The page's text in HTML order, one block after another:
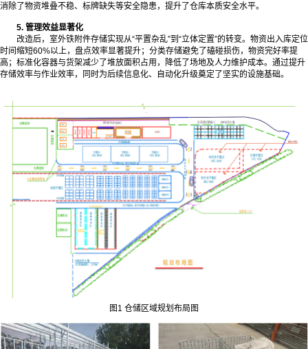
消除了物资堆叠不稳、标牌缺失等安全隐患，提升了仓库本质安全水平。
5. 管理效益显著化
改造后，室外铁附件存储实现从“平置杂乱”到“立体定置”的转变。物资出入库定位
时间缩短60%以上，盘点效率显著提升；分类存储避免了磕碰损伤，物资完好率提
高；标准化容器与货架减少了堆放面积占用，降低了场地及人力维护成本。通过提升
存储效率与作业效率，同时为后续信息化、自动化升级奠定了坚实的设施基础。
图1 仓储区域规划布局图